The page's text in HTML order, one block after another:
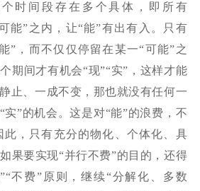
时间段存在多个具体，即所有
能”之内，让“能”有出有入。只有
”，而不仅仅停留在某一“可能”之
期间才有机会“现”“实”，这样才能
止、一成不变，那也就没有任何一
实”的机会。这是对“能”的浪费，不
此，只有充分的物化、个体化、具
果要实现“并行不费”的目的，还得
不费”原则，继续“分解化、多数